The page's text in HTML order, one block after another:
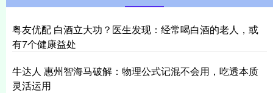
粤友优配 白酒立大功？医生发现：经常喝白酒的老人，或
有7个健康益处
牛达人 惠州智海马破解：物理公式记混不会用，吃透本质
灵活运用